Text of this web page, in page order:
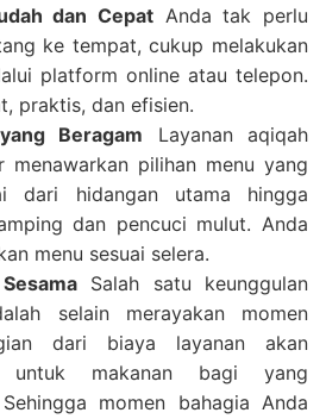
dan Cepat Anda tak perlu
ke tempat, cukup melakukan
platform online atau telepon.
praktis, dan efisien.
Beragam Layanan aqiqah
menawarkan pilihan menu yang
dari hidangan utama hingga
dan pencuci mulut. Anda
menu sesuai selera.
Salah satu keunggulan
selain merayakan momen
dari biaya layanan akan
untuk makanan bagi yang
momen bahagia Anda